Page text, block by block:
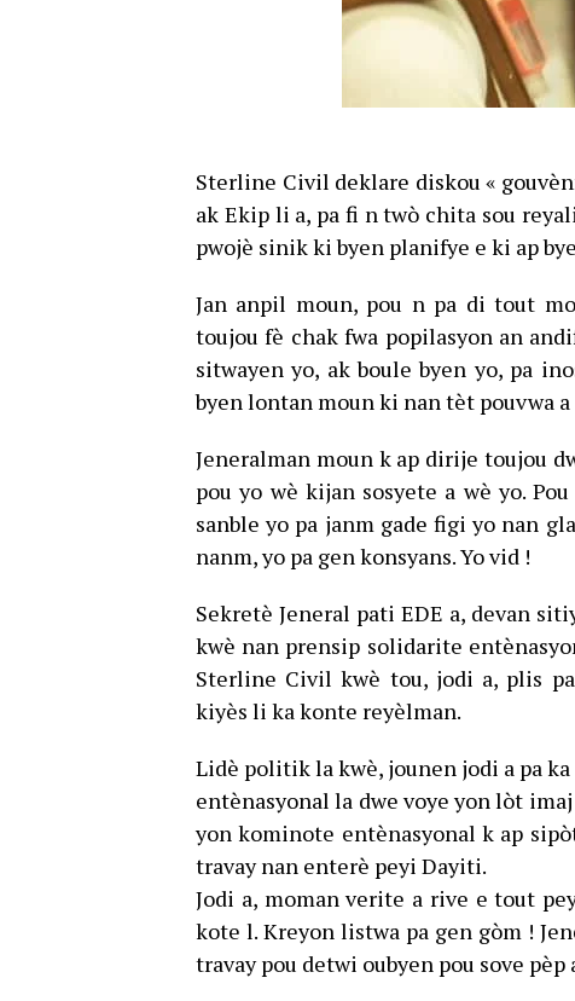
Sterline Civil deklare diskou «
ak Ekip li a, pa fi n twò chita sou
pwojè sinik ki byen planifye e ki ap
Jan anpil moun, pou n pa di tout
toujou fè chak fwa popilasyon an
sitwayen yo, ak boule byen yo, pa
byen lontan moun ki nan tèt pouvwa
Jeneralman moun k ap dirije toujou
pou yo wè kijan sosyete a wè yo.
sanble yo pa janm gade figi yo nan
nanm, yo pa gen konsyans. Yo vid !
Sekretè Jeneral pati EDE a, devan
kwè nan prensip solidarite
Sterline Civil kwè tou, jodi a, plis
kiyès li ka konte reyèlman.
Lidè politik la kwè, jounen jodi a pa
entènasyonal la dwe voye yon lòt
yon kominote entènasyonal k ap
travay nan enterè peyi Dayiti.
Jodi a, moman verite a rive e tout
kote l. Kreyon listwa pa gen gòm !
travay pou detwi oubyen pou sove pèp